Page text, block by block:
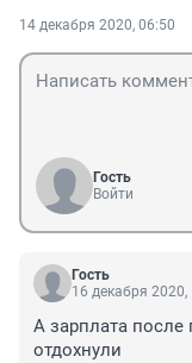
14 декабря 2020, 06:50
Гость
Войти
Гость
16 декабря 2020,
А зарплата после
отдохнули